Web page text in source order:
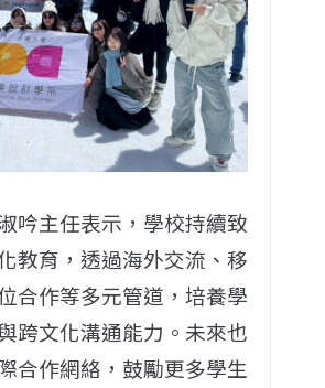
吟主任表示，學校持續致
教育，透過海外交流、移
合作等多元管道，培養學
跨文化溝通能力。未來也
合作網絡，鼓勵更多學生